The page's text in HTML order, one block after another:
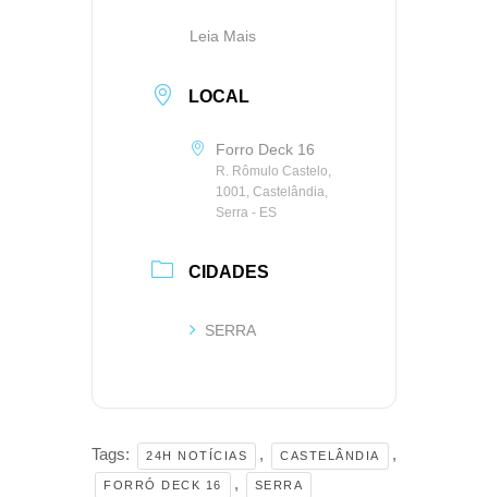
Leia Mais
LOCAL
Forro Deck 16
R. Rômulo Castelo,
1001, Castelândia,
Serra - ES
CIDADES
SERRA
Tags: 24H NOTÍCIAS , CASTELÂNDIA ,
FORRÓ DECK 16 , SERRA